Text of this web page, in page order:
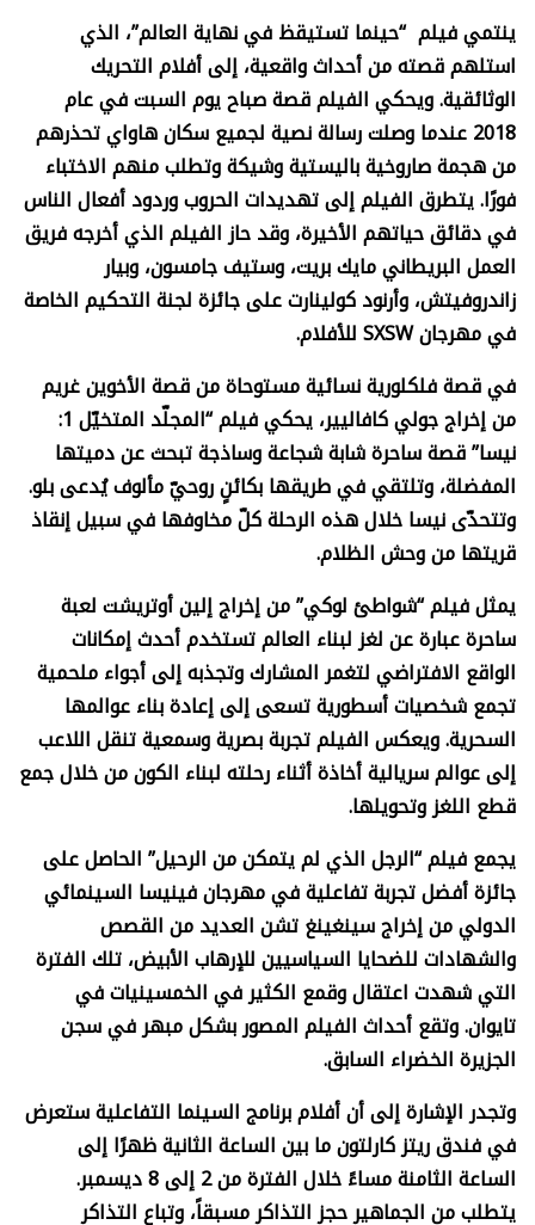
ينتمي فيلم “حينما تستيقظ في نهاية العالم”، الذي
استلهم قصته من أحداث واقعية، إلى أفلام التحريك
الوثائقية. ويحكي الفيلم قصة صباح يوم السبت في عام
2018 عندما وصلت رسالة نصية لجميع سكان هاواي تحذرهم
من هجمة صاروخية باليستية وشيكة وتطلب منهم الاختباء
فورًا. يتطرق الفيلم إلى تهديدات الحروب وردود أفعال الناس
في دقائق حياتهم الأخيرة، وقد حاز الفيلم الذي أخرجه فريق
العمل البريطاني مايك بريت، وستيف جامسون، وبيار
زاندروفيتش، وأرنود كولينارت على جائزة لجنة التحكيم الخاصة
في مهرجانSXSWللأفلام.
في قصة فلكلورية نسائية مستوحاة من قصة الأخوين غريم
من إخراج جولي كافاليير، يحكي فيلم “المجلّد المتخيّل 1:
نيسا” قصة ساحرة شابة شجاعة وساذجة تبحث عن دميتها
المفضلة، وتلتقي في طريقها بكائنٍ روحيّ مألوف يُدعى بلو.
وتتحدّى نيسا خلال هذه الرحلة كلّ مخاوفها في سبيل إنقاذ
قريتها من وحش الظلام.
يمثل فيلم “شواطئ لوكي” من إخراج إلين أوتريشت لعبة
ساحرة عبارة عن لغز لبناء العالم تستخدم أحدث إمكانات
الواقع الافتراضي لتغمر المشارك وتجذبه إلى أجواء ملحمية
تجمع شخصيات أسطورية تسعى إلى إعادة بناء عوالمها
السحرية. ويعكس الفيلم تجربة بصرية وسمعية تنقل اللاعب
إلى عوالم سريالية أخاذة أثناء رحلته لبناء الكون من خلال جمع
قطع اللغز وتحويلها.
يجمع فيلم “الرجل الذي لم يتمكن من الرحيل” الحاصل على
جائزة أفضل تجربة تفاعلية في مهرجان فينيسا السينمائي
الدولي من إخراج سينغينغ تشن العديد من القصص
والشهادات للضحايا السياسيين للإرهاب الأبيض، تلك الفترة
التي شهدت اعتقال وقمع الكثير في الخمسينيات في
تايوان. وتقع أحداث الفيلم المصور بشكل مبهر في سجن
الجزيرة الخضراء السابق.
وتجدر الإشارة إلى أن أفلام برنامج السينما التفاعلية ستعرض
في فندق ريتز كارلتون ما بين الساعة الثانية ظهرًا إلى
الساعة الثامنة مساءً خلال الفترة من 2 إلى 8 ديسمبر.
يتطلب من الجماهير حجز التذاكر مسبقاً، وتباع التذاكر